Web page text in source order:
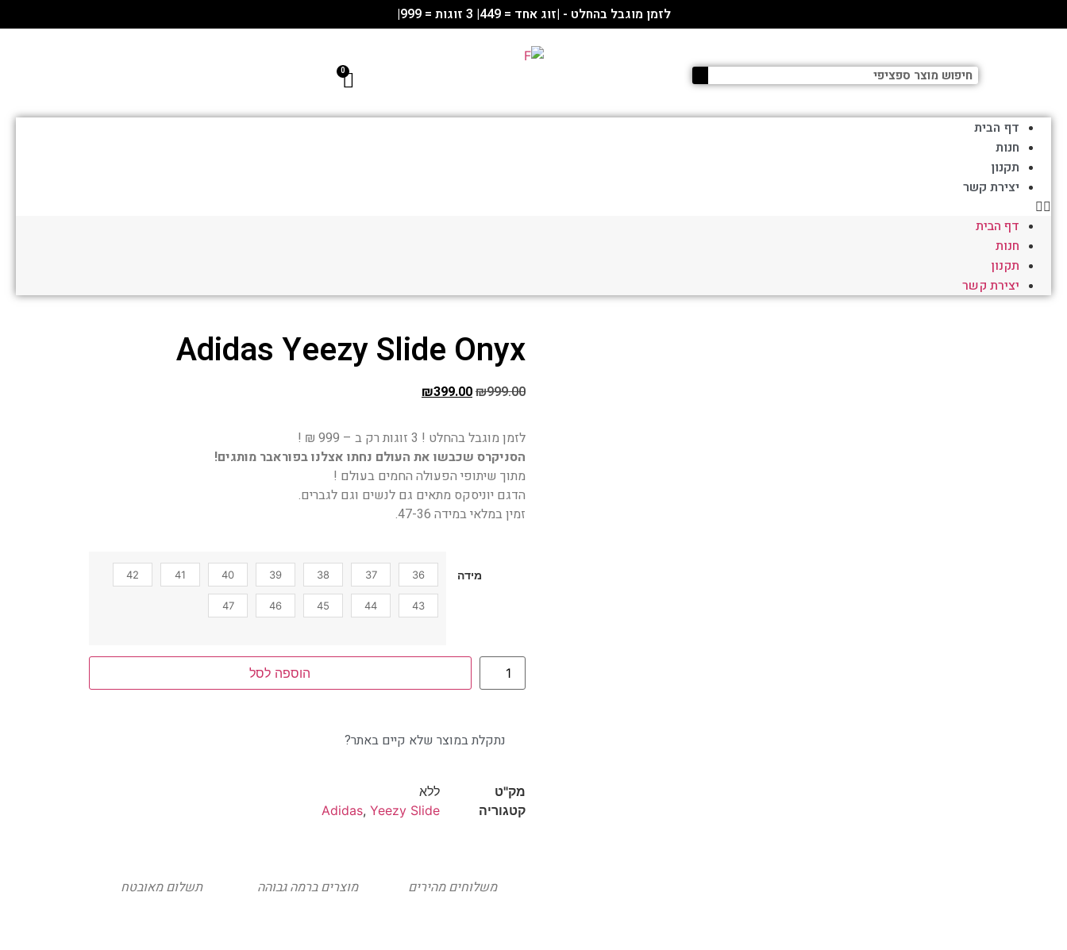
לזמן מוגבל בהחלט - |זוג אחד = 449| 3 זוגות = 999|
דף הבית
חנות
תקנון
יצירת קשר
דף הבית
חנות
תקנון
יצירת קשר
Adidas Yeezy Slide Onyx
₪999.00
₪399.00
לזמן מוגבל בהחלט ! 3 זוגות רק ב – 999 ₪ !
הסניקרס שכבשו את העולם נחתו אצלנו בפוראבר מותגים!
מתוך שיתופי הפעולה החמים בעולם !
הדגם יוניסקס מתאים גם לנשים וגם לגברים.
זמין במלאי במידה 47-36.
מידה 36
37
38
39
40
41
42
43
44
45
46
47
הוספה לסל
נתקלת במוצר שלא קיים באתר?
מק"ט
ללא
קטגוריה
Adidas, Yeezy Slide
משלוחים מהירים מוצרים ברמה גבוהה תשלום מאובטח